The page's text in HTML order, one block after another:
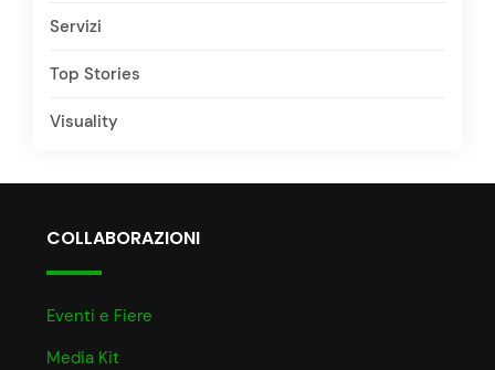
Servizi
Top Stories
Visuality
COLLABORAZIONI
Eventi e Fiere
Media Kit